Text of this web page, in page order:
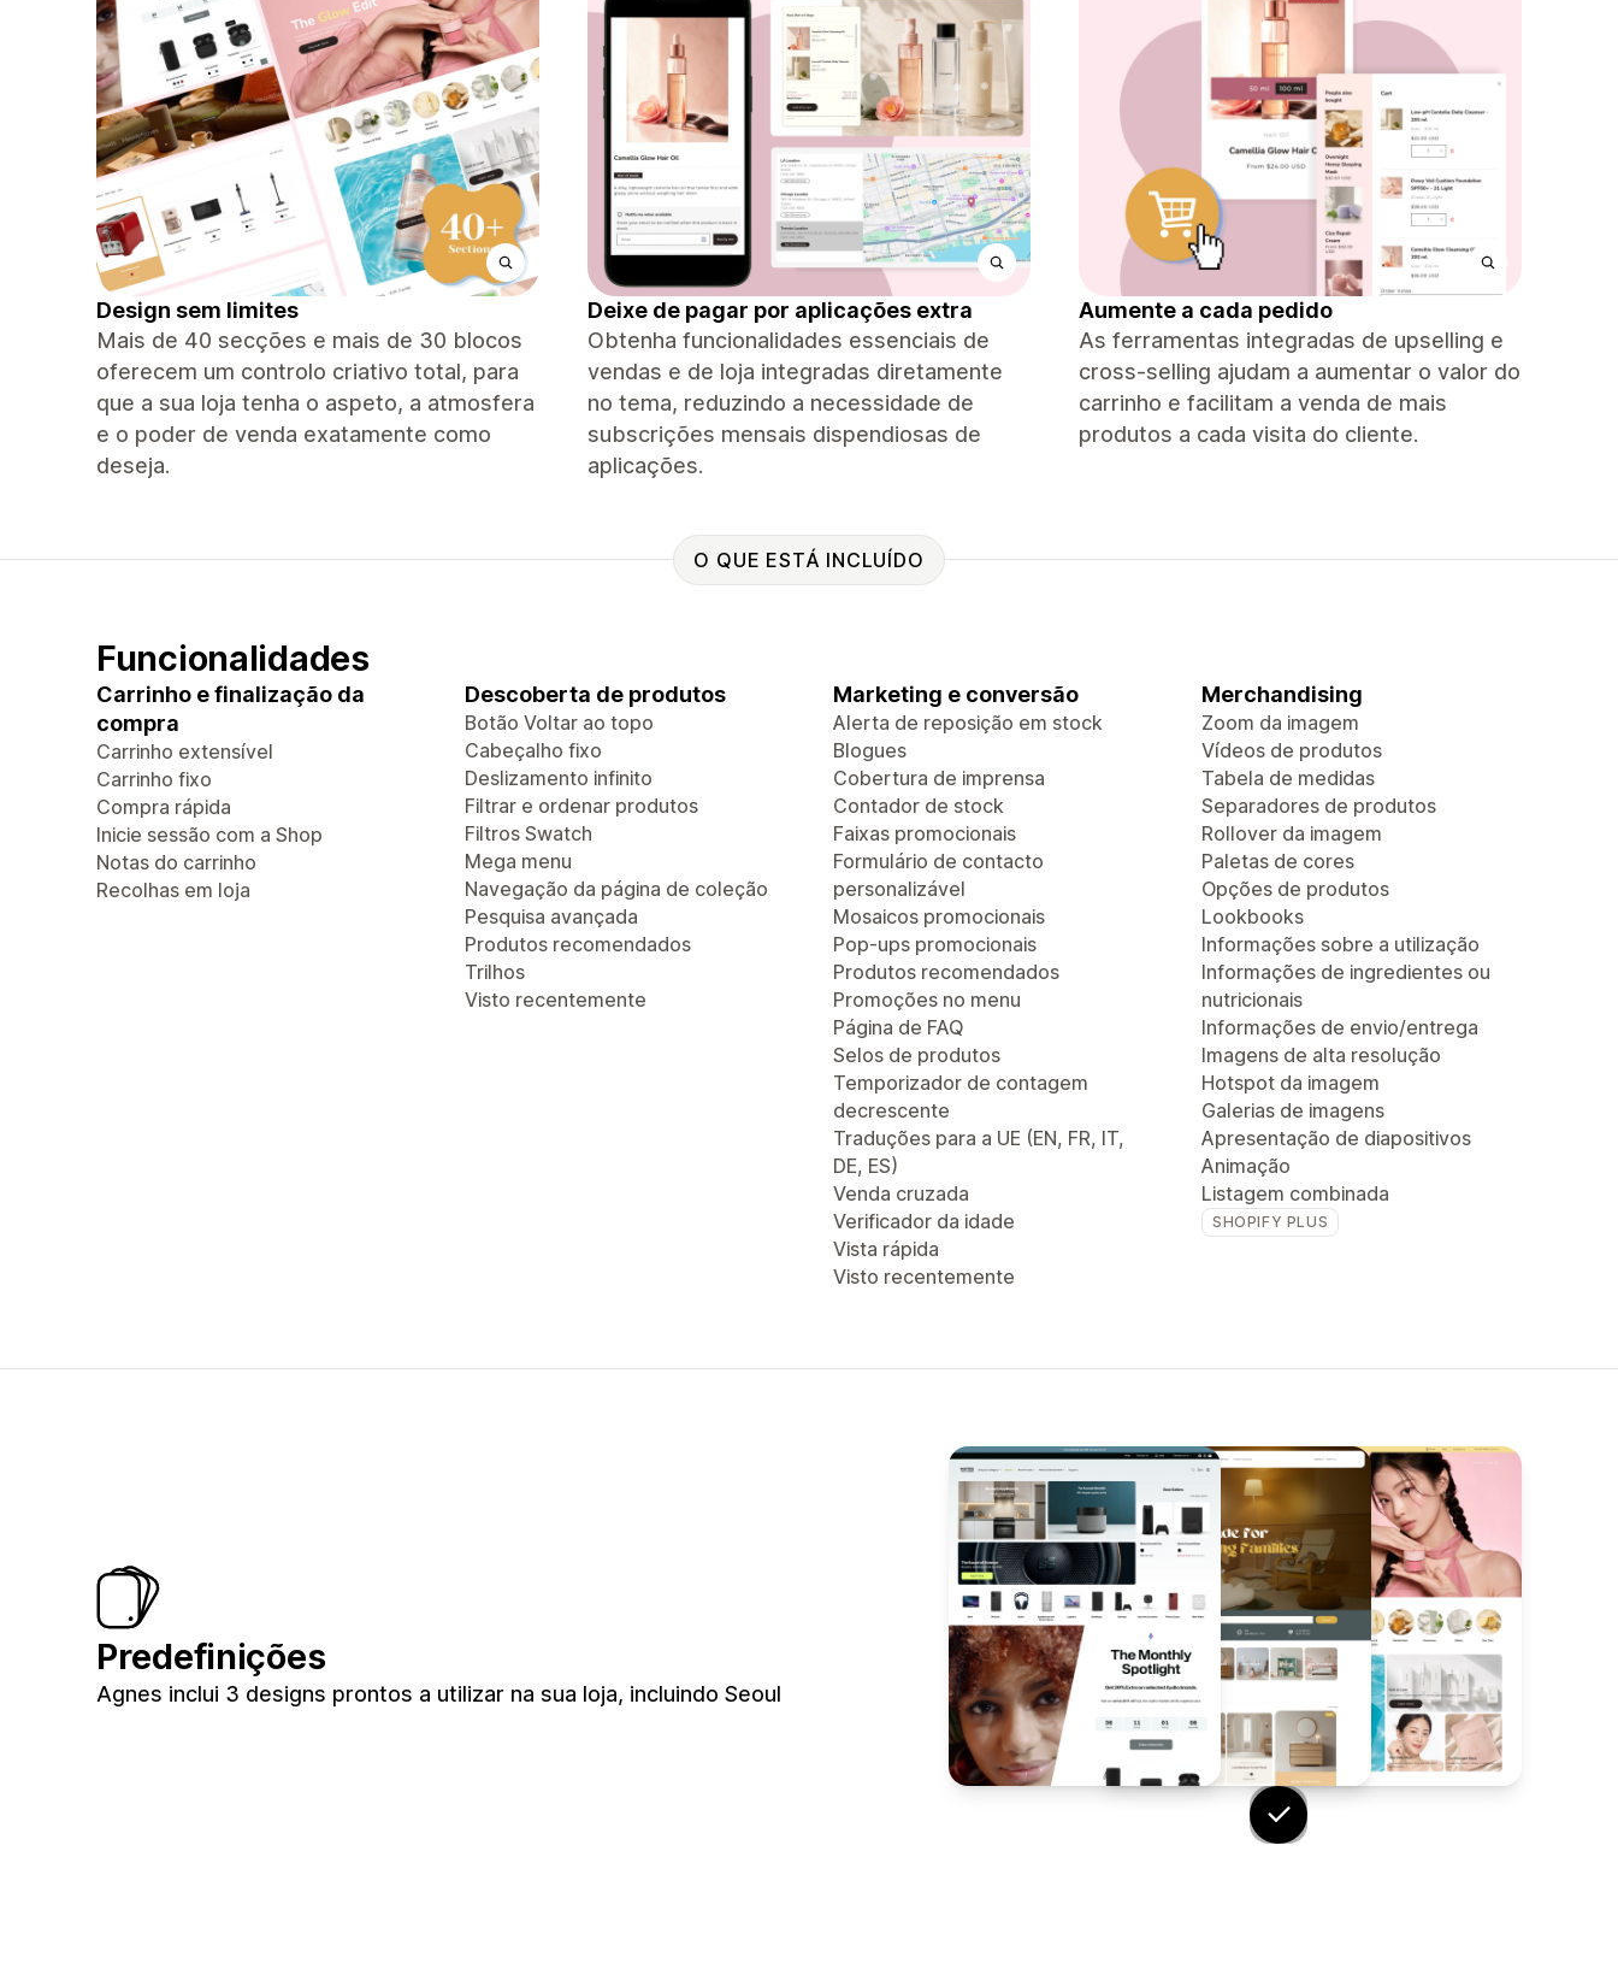
Design sem limites
Mais de 40 secções e mais de 30 blocos
oferecem um controlo criativo total, para
que a sua loja tenha o aspeto, a atmosfera
e o poder de venda exatamente como
deseja.
Deixe de pagar por aplicações extra
Obtenha funcionalidades essenciais de
vendas e de loja integradas diretamente
no tema, reduzindo a necessidade de
subscrições mensais dispendiosas de
aplicações.
Aumente a cada pedido
As ferramentas integradas de upselling e
cross-selling ajudam a aumentar o valor do
carrinho e facilitam a venda de mais
produtos a cada visita do cliente.
O QUE ESTÁ INCLUÍDO
Funcionalidades
Carrinho e finalização da
compra
Carrinho extensível
Carrinho fixo
Compra rápida
Inicie sessão com a Shop
Notas do carrinho
Recolhas em loja
Descoberta de produtos
Botão Voltar ao topo
Cabeçalho fixo
Deslizamento infinito
Filtrar e ordenar produtos
Filtros Swatch
Mega menu
Navegação da página de coleção
Pesquisa avançada
Produtos recomendados
Trilhos
Visto recentemente
Marketing e conversão
Alerta de reposição em stock
Blogues
Cobertura de imprensa
Contador de stock
Faixas promocionais
Formulário de contacto
personalizável
Mosaicos promocionais
Pop-ups promocionais
Produtos recomendados
Promoções no menu
Página de FAQ
Selos de produtos
Temporizador de contagem
decrescente
Traduções para a UE (EN, FR, IT,
DE, ES)
Venda cruzada
Verificador da idade
Vista rápida
Visto recentemente
Merchandising
Zoom da imagem
Vídeos de produtos
Tabela de medidas
Separadores de produtos
Rollover da imagem
Paletas de cores
Opções de produtos
Lookbooks
Informações sobre a utilização
Informações de ingredientes ou
nutricionais
Informações de envio/entrega
Imagens de alta resolução
Hotspot da imagem
Galerias de imagens
Apresentação de diapositivos
Animação
Listagem combinada
SHOPIFY PLUS
Predefinições
Agnes inclui 3 designs prontos a utilizar na sua loja, incluindo Seoul